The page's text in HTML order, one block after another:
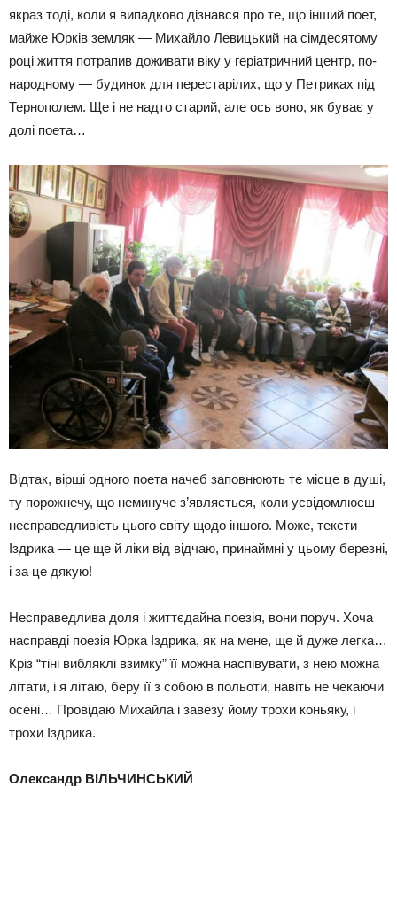
якраз тоді, коли я випадково дізнався про те, що інший поет,
майже Юрків земляк — Михайло Левицький на сімдесятому
році життя потрапив доживати віку у геріатричний центр, по-
народному — будинок для перестарілих, що у Петриках під
Тернополем. Ще і не надто старий, але ось воно, як буває у
долі поета…
Відтак, вірші одного поета начеб заповнюють те місце в душі,
ту порожнечу, що неминуче з’являється, коли усвідомлюєш
несправедливість цього світу щодо іншого. Може, тексти
Іздрика — це ще й ліки від відчаю, принаймні у цьому березні,
і за це дякую!
Несправедлива доля і життєдайна поезія, вони поруч. Хоча
насправді поезія Юрка Іздрика, як на мене, ще й дуже легка…
Кріз “тіні вибляклі взимку” її можна наспівувати, з нею можна
літати, і я літаю, беру її з собою в польоти, навіть не чекаючи
осені… Провідаю Михайла і завезу йому трохи коньяку, і
трохи Іздрика.
Олександр ВІЛЬЧИНСЬКИЙ